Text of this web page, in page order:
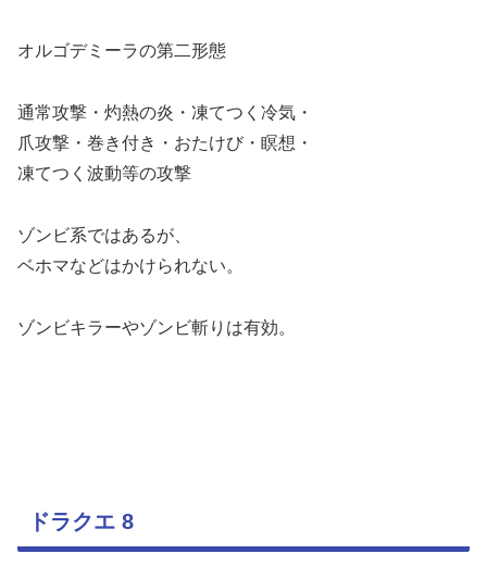
オルゴデミーラの第二形態
通常攻撃・灼熱の炎・凍てつく冷気・
爪攻撃・巻き付き・おたけび・瞑想・
凍てつく波動等の攻撃
ゾンビ系ではあるが、
ベホマなどはかけられない。
ゾンビキラーやゾンビ斬りは有効。
ドラクエ 8